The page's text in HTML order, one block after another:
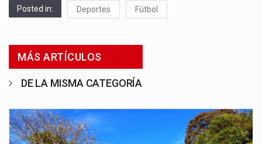
Posted in: Deportes Fútbol
MÁS ARTÍCULOS
DE LA MISMA CATEGORÍA